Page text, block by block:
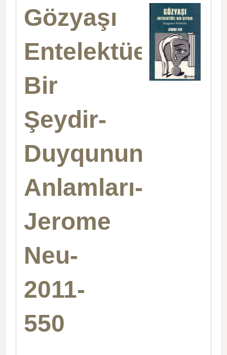
Gözyaşı
Entelektüel
Bir
Şeydir-
Duyqunun
Anlamları-
Jerome
Neu-
2011-
550